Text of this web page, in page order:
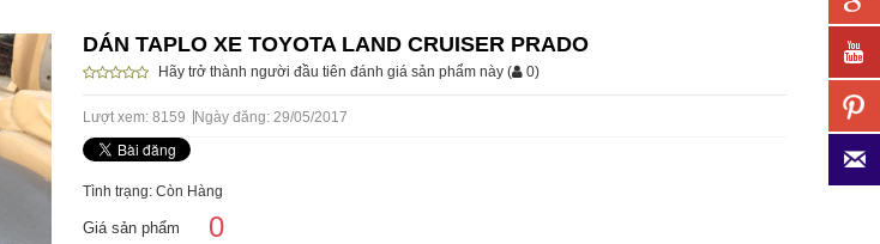
DÁN TAPLO XE TOYOTA LAND CRUISER PRADO
Hãy trở thành người đầu tiên đánh giá sản phẩm này ( 0)
Lượt xem: 8159 Ngày đăng: 29/05/2017
Tình trạng: Còn Hàng
Giá sản phẩm 0